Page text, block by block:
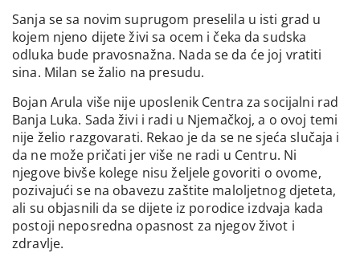
Sanja se sa novim suprugom preselila u isti grad u
kojem njeno dijete živi sa ocem i čeka da sudska
odluka bude pravosnažna. Nada se da će joj vratiti
sina. Milan se žalio na presudu.
Bojan Arula više nije uposlenik Centra za socijalni rad
Banja Luka. Sada živi i radi u Njemačkoj, a o ovoj temi
nije želio razgovarati. Rekao je da se ne sjeća slučaja i
da ne može pričati jer više ne radi u Centru. Ni
njegove bivše kolege nisu željele govoriti o ovome,
pozivajući se na obavezu zaštite maloljetnog djeteta,
ali su objasnili da se dijete iz porodice izdvaja kada
postoji neposredna opasnost za njegov život i
zdravlje.